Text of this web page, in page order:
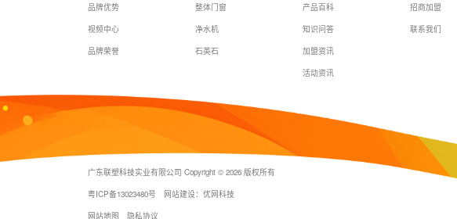
品牌优势
视频中心
品牌荣誉
整体门窗
净水机
石英石
产品百科
知识问答
加盟资讯
活动资讯
招商加盟
联系我们
广东联塑科技实业有限公司 Copyright © 2026 版权所有
粤ICP备13023480号
网站建设：优网科技
网站地图
隐私协议